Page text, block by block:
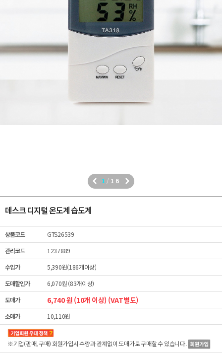
1 / 16
데스크 디지털 온도계 습도계
상품코드
GTS26539
관리코드
1237889
수입가
5,390원(186개이상)
도매할인가
6,070원 (83개이상)
도매가
6,740 원 (10개 이상) (VAT별도)
소매가 10,110원
※기업(판매, 구매) 회원가입시 수량과 관계없이도매가로 구매할 수 있습니다.